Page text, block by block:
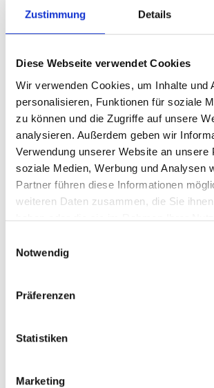
Zustimmung Details
Diese Webseite verwendet Cookies
Wir verwenden Cookies, um Inhalte und
personalisieren, Funktionen für soziale
zu können und die Zugriffe auf unsere
analysieren. Außerdem geben wir
Verwendung unserer Website an unsere
soziale Medien, Werbung und Analysen
Partner führen diese Informationen
weiteren Daten zusammen, die Sie
haben oder die sie im Rahmen Ihrer
Notwendig
Präferenzen
Statistiken
Marketing